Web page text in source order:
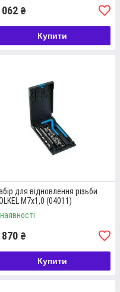
М3-4-5-6-8-
№1.1/2; HSS-
розмірів та
перенесення.
062 ₴
Купити
для відновлення різьби
М7х1,0 (04011)
870 ₴
Купити